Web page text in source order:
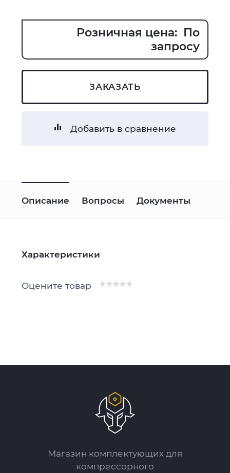
Розничная цена: По
запросу
ЗАКАЗАТЬ
Добавить в сравнение
Описание Вопросы Документы
Характеристики
Оцените товар
Магазин комплектующих для
компрессорного